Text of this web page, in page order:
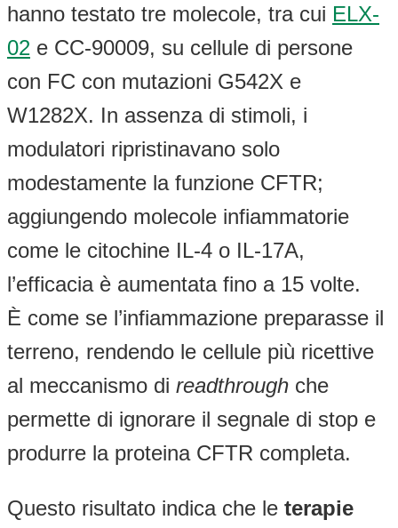
hanno testato tre molecole, tra cui ELX-
02 e CC-90009, su cellule di persone
con FC con mutazioni G542X e
W1282X. In assenza di stimoli, i
modulatori ripristinavano solo
modestamente la funzione CFTR;
aggiungendo molecole infiammatorie
come le citochine IL-4 o IL-17A,
l’efficacia è aumentata fino a 15 volte.
È come se l’infiammazione preparasse il
terreno, rendendo le cellule più ricettive
al meccanismo di readthrough che
permette di ignorare il segnale di stop e
produrre la proteina CFTR completa.
Questo risultato indica che le terapie